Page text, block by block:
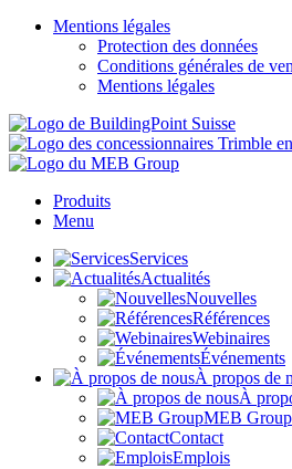
Mentions légales
Protection des données
Conditions générales de
Mentions légales
Produits
Menu
Services
Actualités
Nouvelles
Références
Webinaires
Événements
À propos de
À
MEB Group
Contact
Emplois